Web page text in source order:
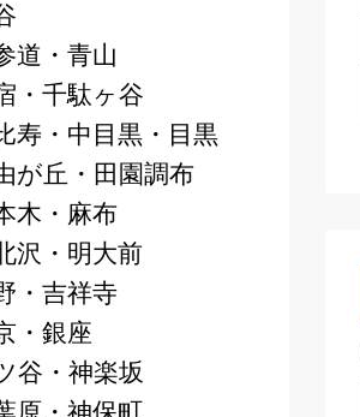
道・青山
・千駄ヶ谷
寿・中目黒・目黒
が丘・田園調布
木・麻布
沢・明大前
・吉祥寺
・銀座
谷・神楽坂